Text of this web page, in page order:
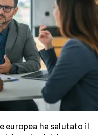
europea ha salutato il